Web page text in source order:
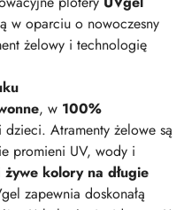
w oparciu o nowoczesny
żelowy i technologię
, w 100%
Atramenty żelowe są
promieni UV, wody i
żywe kolory na długie
zapewnia doskonałą